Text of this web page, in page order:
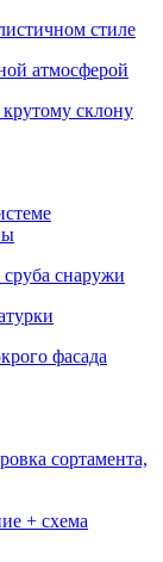
стиле
атмосферой
склону
снаружи
фасада
сортамента,
+ схема